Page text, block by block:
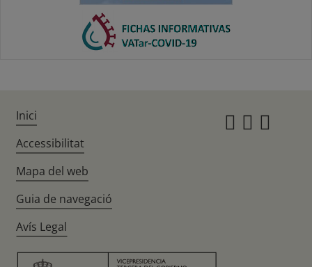
Inici
Accessibilitat
Mapa del web
Guia de navegació
Avís Legal